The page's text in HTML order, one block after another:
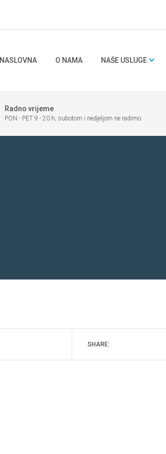
NASLOVNA O NAMA NAŠE USLUGE
Radno vrijeme
PON - PET 9 - 20 h; subotom i nedjeljom ne radimo
SHARE: